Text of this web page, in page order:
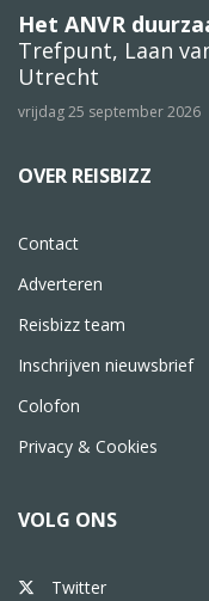
Het ANVR
Trefpunt, Laan
Utrecht
vrijdag 25 september 2026
OVER REISBIZZ
Contact
Adverteren
Reisbizz team
Inschrijven nieuwsbrief
Colofon
Privacy & Cookies
VOLG ONS
Twitter